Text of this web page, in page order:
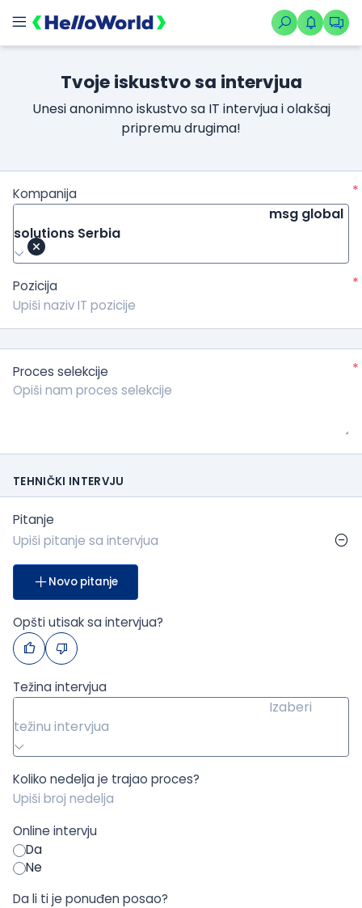
Tvoje iskustvo sa intervjua
Unesi anonimno iskustvo sa IT intervjua i olakšaj
pripremu drugima!
Kompanija
*
msg global
solutions Serbia
Pozicija *
Proces selekcije *
TEHNIČKI INTERVJU
Pitanje
Novo pitanje
Opšti utisak sa intervjua?
Težina intervjua
Izaberi
težinu intervjua
Koliko nedelja je trajao proces?
Online intervju
Da
Ne
Da li ti je ponuđen posao?